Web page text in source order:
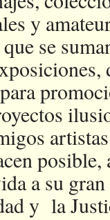
y
se
a su
y la